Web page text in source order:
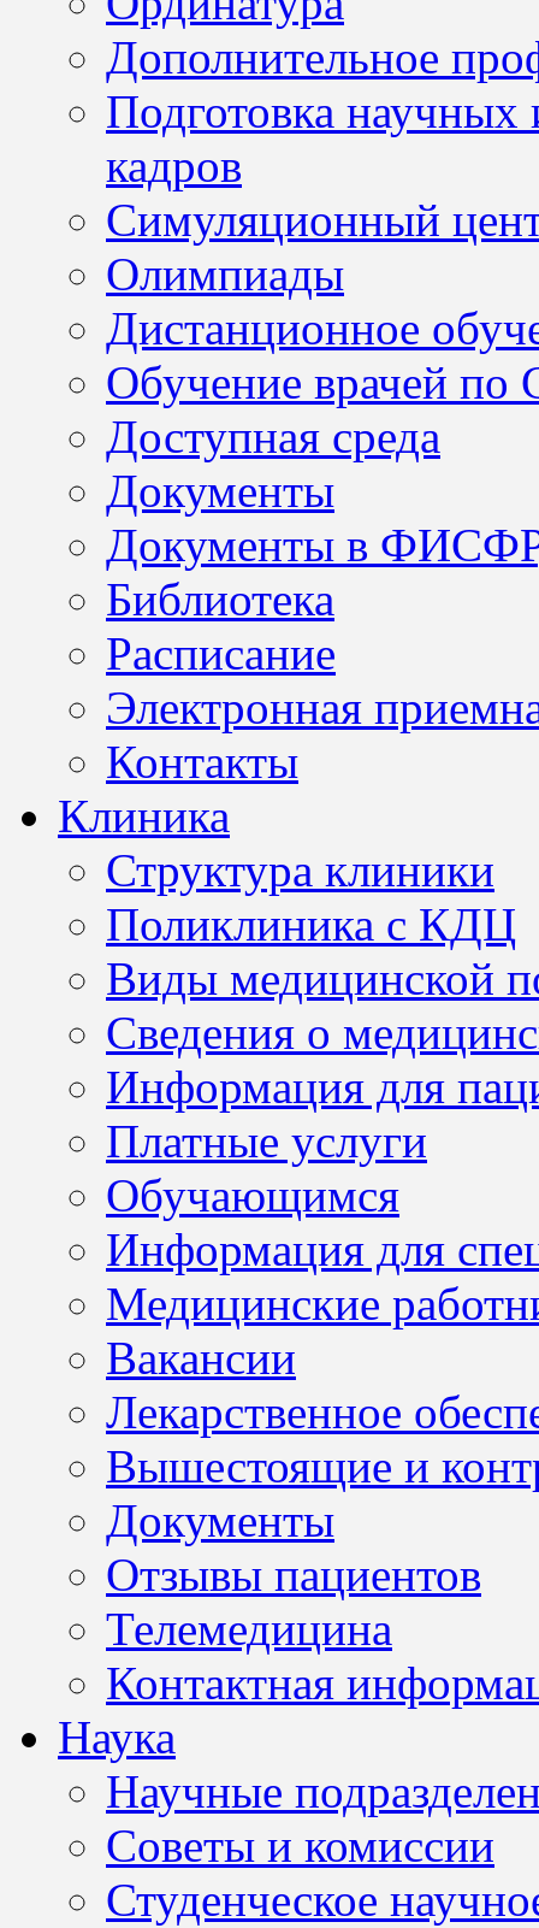
Дополнительное
Подготовка научных
кадров
Симуляционный
Олимпиады
Дистанционное
Обучение врачей по
Доступная среда
Документы
Документы в
Библиотека
Расписание
Электронная
Контакты
Клиника
Структура клиники
Поликлиника с КДЦ
Виды медицинской
Сведения о
Информация для
Платные услуги
Обучающимся
Информация для
Медицинские
Вакансии
Лекарственное
Вышестоящие и
Документы
Отзывы пациентов
Телемедицина
Контактная
Наука
Научные
Советы и комиссии
Студенческое